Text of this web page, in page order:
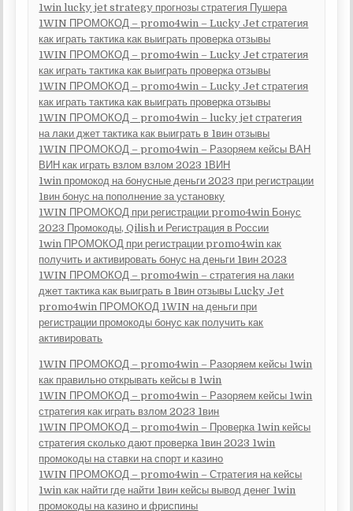
1win lucky jet strategy прогнозы стратегия Пушера
1WIN ПРОМОКОД – promo4win – Lucky Jet стратегия
как играть тактика как выиграть проверка отзывы
1WIN ПРОМОКОД – promo4win – Lucky Jet стратегия
как играть тактика как выиграть проверка отзывы
1WIN ПРОМОКОД – promo4win – Lucky Jet стратегия
как играть тактика как выиграть проверка отзывы
1WIN ПРОМОКОД – promo4win – lucky jet стратегия
на лаки джет тактика как выиграть в 1вин отзывы
1WIN ПРОМОКОД – promo4win – Разоряем кейсы ВАН
ВИН как играть взлом взлом 2023 1ВИН
1win промокод на бонусные деньги 2023 при регистрации
1вин бонус на пополнение за установку
1WIN ПРОМОКОД при регистрации promo4win Бонус
2023 Промокоды, Qilish и Регистрация в России
1win ПРОМОКОД при регистрации promo4win как
получить и активировать бонус на деньги 1вин 2023
1WIN ПРОМОКОД – promo4win – стратегия на лаки
джет тактика как выиграть в 1вин отзывы Lucky Jet
promo4win ПРОМОКОД 1WIN на деньги при
регистрации промокоды бонус как получить как
активировать
1WIN ПРОМОКОД – promo4win – Разоряем кейсы 1win
как правильно открывать кейсы в 1win
1WIN ПРОМОКОД – promo4win – Разоряем кейсы 1win
стратегия как играть взлом 2023 1вин
1WIN ПРОМОКОД – promo4win – Проверка 1win кейсы
стратегия сколько дают проверка 1вин 2023 1win
промокоды на ставки на спорт и казино
1WIN ПРОМОКОД – promo4win – Стратегия на кейсы
1win как найти где найти 1вин кейсы вывод денег 1win
промокоды на казино и фриспины